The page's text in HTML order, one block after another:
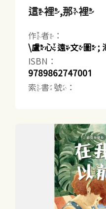
這裡,那裡
作者：
\盧心遠文圖 ;
ISBN：
9789862747001
索書號：